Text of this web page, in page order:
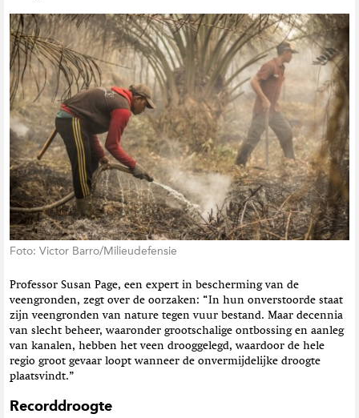
Foto: Victor Barro/Milieudefensie
Professor Susan Page, een expert in bescherming van de
veengronden, zegt over de oorzaken: “In hun onverstoorde staat
zijn veengronden van nature tegen vuur bestand. Maar decennia
van slecht beheer, waaronder grootschalige ontbossing en aanleg
van kanalen, hebben het veen drooggelegd, waardoor de hele
regio groot gevaar loopt wanneer de onvermijdelijke droogte
plaatsvindt.”
Recorddroogte